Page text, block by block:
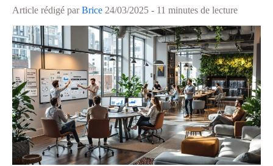
Article rédigé parBrice 24/03/2025 - 11 minutes de lecture